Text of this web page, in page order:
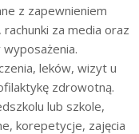
z zapewnieniem
za media oraz
leków, wizyt u
zdrowotną.
lub szkole,
korepetycje, zajęcia